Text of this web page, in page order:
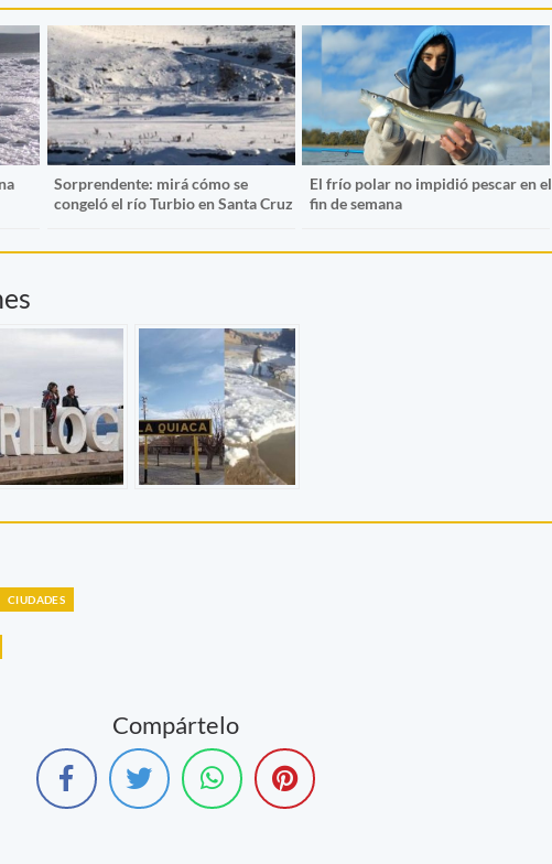
Sorprendente: mirá cómo se
congeló el río Turbio en Santa Cruz
El frío polar no impidió pescar en el
fin de semana
CIUDADES
Compártelo